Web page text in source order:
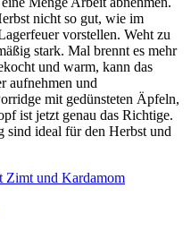
nicht so gut, wie im
vorstellen. Weht zu
stark. Mal brennt es mehr
und warm, kann das
aufnehmen und
mit gedünsteten Äpfeln,
ist jetzt genau das Richtige.
sind ideal für den Herbst und
Zimt und Kardamom